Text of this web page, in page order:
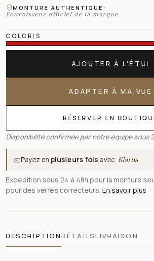
MONTURE AUTHENTIQUE ·
Fournisseur officiel de la marque
COLORIS
AJOUTER À L'ÉTUI
ADAPTER À MA VUE
RÉSERVER EN
Disponibilité confirmée par notre équipe sous
Payez en plusieurs fois avec Klarna
Expédition sous 24 à 48h pour la monture
pour des verres correcteurs. En savoir plus
DESCRIPTIONDÉTAILSLIVRAISON